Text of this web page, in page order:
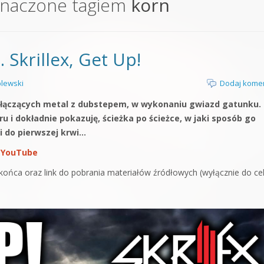
od podstaw
Kompendium
tagiem korn
Get Up!
Dodaj
metal z dubstepem, w wykonaniu gwiazd gatunku.
dokładnie pokazuję, ścieżka po ścieżce, w jaki sposób go
do pierwszej krwi…
oraz link do pobrania materiałów źródłowych (wyłącznie do